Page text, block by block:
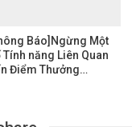
Báo]Ngừng Một
Tính năng Liên Quan
Điểm Thưởng…